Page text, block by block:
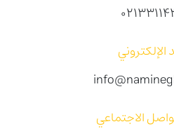
الإلكتروني
الاجتماعي